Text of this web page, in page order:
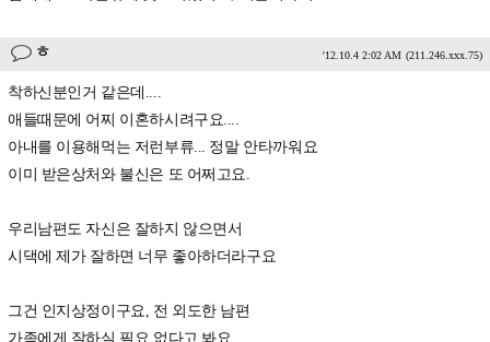
ㅎ '12.10.4 2:02 AM (211.246.xxx.75)
착하신분인거 같은데....
애들때문에 어찌 이혼하시려구요....
아내를 이용해먹는 저런부류... 정말 안타까워요
이미 받은상처와 불신은 또 어쩌고요.
우리남편도 자신은 잘하지 않으면서
시댁에 제가 잘하면 너무 좋아하더라구요
그건 인지상정이구요, 전 외도한 남편
가족에게 잘하실 필요 없다고 봐요